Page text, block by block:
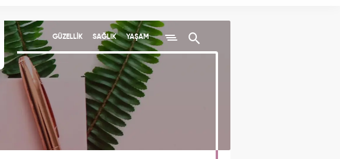
GÜZELLİK SAĞLIK YAŞAM